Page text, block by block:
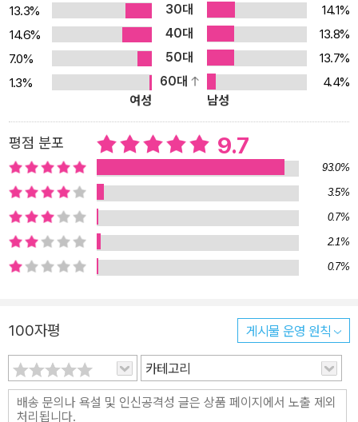
은 그 자체로도 이 시대에 통렬한 메시지를 전달한다. 범죄, 죽음, 어
둠 등 그가 주목한 이 시대에 만연한 극단적 잔혹함은 검은 광채로 번
뜩이며 악의 지배를 받고 있다. 볼라뇨는 이 작품을 통해 악의 기원과
그 본질을 파헤치기 위한 광기 어린 질주를 시도한다. 현재와 과거, 사
실과 허구, 인물과 또 다른 인물이 중첩되면서 무한으로 증식하는 볼
라뇨 작품의 특징이 가장 잘 드러난 이 작품을 읽다 보면, 흩어진 퍼즐
조각을 하나씩 맞추며 하나의 그림을 완성해 나가는 것 같은 짜릿한
흥분과 가시지 않는 여운을 느끼게 될 것이다. 목숨과 맞바꾼 필생의
역작을 남기고 떠난 천부적인 이야기꾼, 로베르토 볼라뇨의 핏빛 교
향곡! 볼라뇨는 1993년 데뷔한 이래 작품을 발표할 때마다 스페인어
권의 온갖 문학상을 휩쓸며, 〈제2의 가브리엘 마르케스〉가 강림했다
는 흥분으로 라틴 아메리카를 뒤흔든 대형 작가다. 그는 『야만스러운
학가로 우뚝 섰다. 그러나 군사 독재 정권에 의해 오랫동안 정치적 망
필생의 역작 『2666』의 집필에 돌입했다. 5년 동안 간 이식 수술도
미뤄 가며 혼신의 노력을 기울이던 그는 결국 『2666』의 원고를 출판
사에 넘긴 직후 50세를 일기로 숨을 거두었다. 볼라뇨 문학의 특징은
13.3%
30대
14.1%
14.6%
40대
13.8%
7.0%
50대
13.7%
1.3%
60대
4.4%
여성
남성
평점 분포 9.7
93.0%
3.5%
0.7%
2.1%
0.7%
100자평 게시물 운영 원칙
카테고리